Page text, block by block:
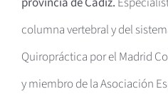
columna vertebral y del
Quiropráctica por el Madrid
y miembro de la Asociación